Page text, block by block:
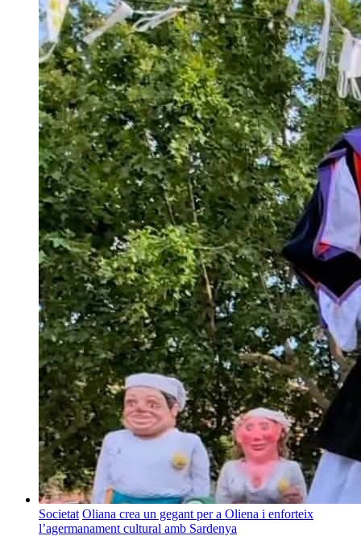
Societat Oliana crea un gegant per a Oliena i enforteix
l’agermanament cultural amb Sardenya